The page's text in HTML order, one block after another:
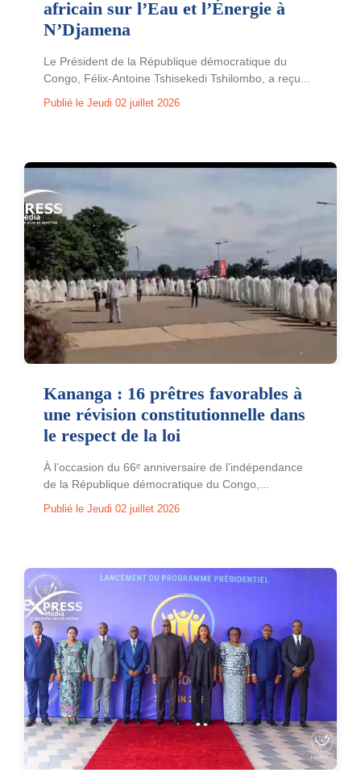
africain sur l’Eau et l’Énergie à
N’Djamena
Le Président de la République démocratique du
Congo, Félix-Antoine Tshisekedi Tshilombo, a reçu...
Publié le Jeudi 02 juillet 2026
Kananga : 16 prêtres favorables à
une révision constitutionnelle dans
le respect de la loi
À l’occasion du 66ᵉ anniversaire de l’indépendance
de la République démocratique du Congo,...
Publié le Jeudi 02 juillet 2026